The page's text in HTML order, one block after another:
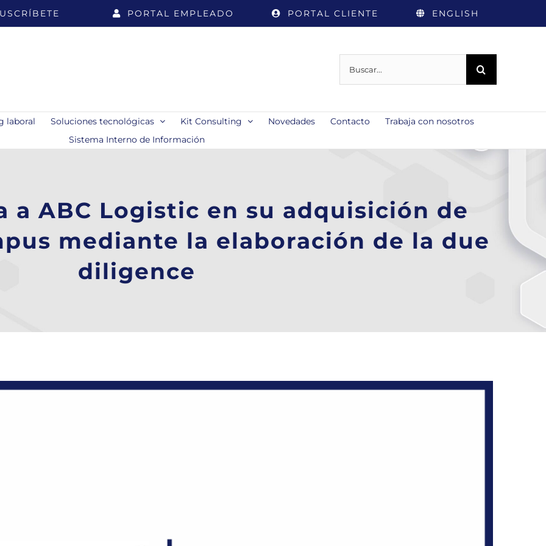
PORTAL EMPLEADO PORTAL CLIENTE ENGLISH
laboral Soluciones tecnológicas Kit Consulting Novedades Contacto
Trabaja con nosotros
Sistema Interno de Información
a ABC Logistic en su adquisición de
mediante la elaboración de la due
diligence